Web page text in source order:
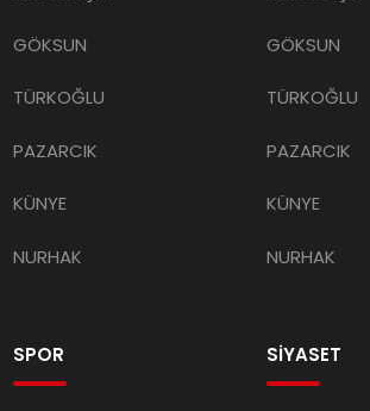
GÖKSUN
TÜRKOĞLU
PAZARCIK
KÜNYE
NURHAK
GÖKSUN
TÜRKOĞLU
PAZARCIK
KÜNYE
NURHAK
SPOR SİYASET